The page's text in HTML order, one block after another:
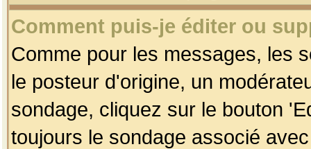
Comment puis-je éditer ou
Comme pour les messages, les
le posteur d'origine, un
sondage, cliquez sur le bouton
toujours le sondage associé